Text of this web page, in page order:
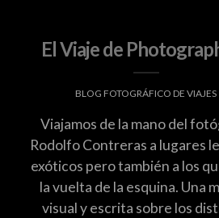
El Viaje de
BLOG FOTOGRÁFICO DE VIAJES
Viajamos de la mano del
Rodolfo Contreras a lugares
exóticos pero también a los
la vuelta de la esquina. Una
visual y escrita sobre los